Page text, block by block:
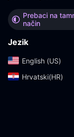
Prebaci na
način
Jezik
English (US)‎
Hrvatski(HR)‎